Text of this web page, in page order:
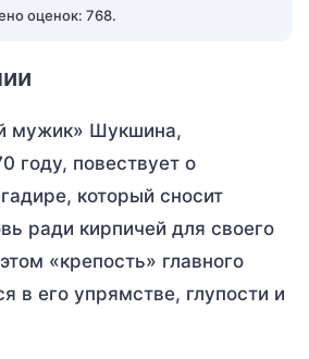
оценок: 768.
мужик» Шукшина,
году, повествует о
который сносит
ради кирпичей для своего
«крепость» главного
в его упрямстве, глупости и